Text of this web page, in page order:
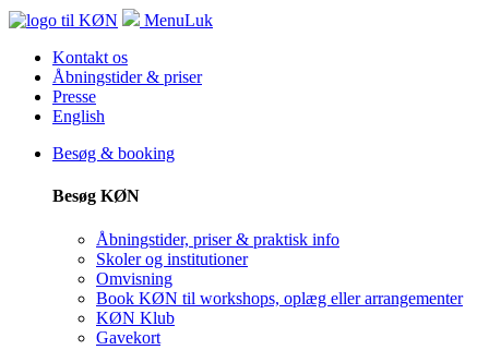
MenuLuk
Kontakt os
Åbningstider & priser
Presse
English
Besøg & booking
Besøg KØN
Åbningstider, priser & praktisk info
Skoler og institutioner
Omvisning
Book KØN til workshops, oplæg eller arrangementer
KØN Klub
Gavekort